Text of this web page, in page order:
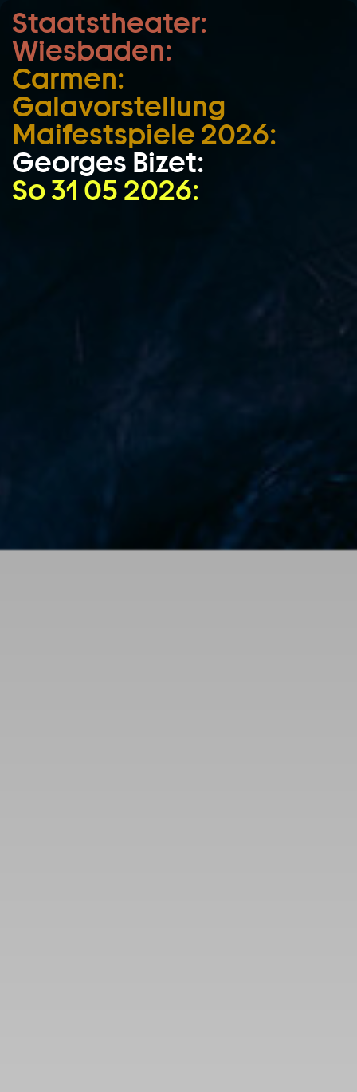
Zum Hauptinhalt springen
Zum Footer springen
Staatstheater:
Wiesbaden:
Carmen:
Galavorstellung
Maifestspiele 2026:
Georges Bizet:
So 31 05 2026: